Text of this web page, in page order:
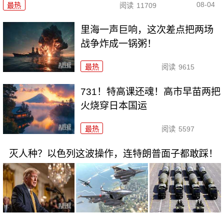
最热 阅读 11709 08-04
里海一声巨响，这次差点把两场
战争炸成一锅粥！
最热 阅读 9615
731！特高课还魂！高市早苗两把
火烧穿日本国运
最热 阅读 5597
灭人种？以色列这波操作，连特朗普面子都敢踩！